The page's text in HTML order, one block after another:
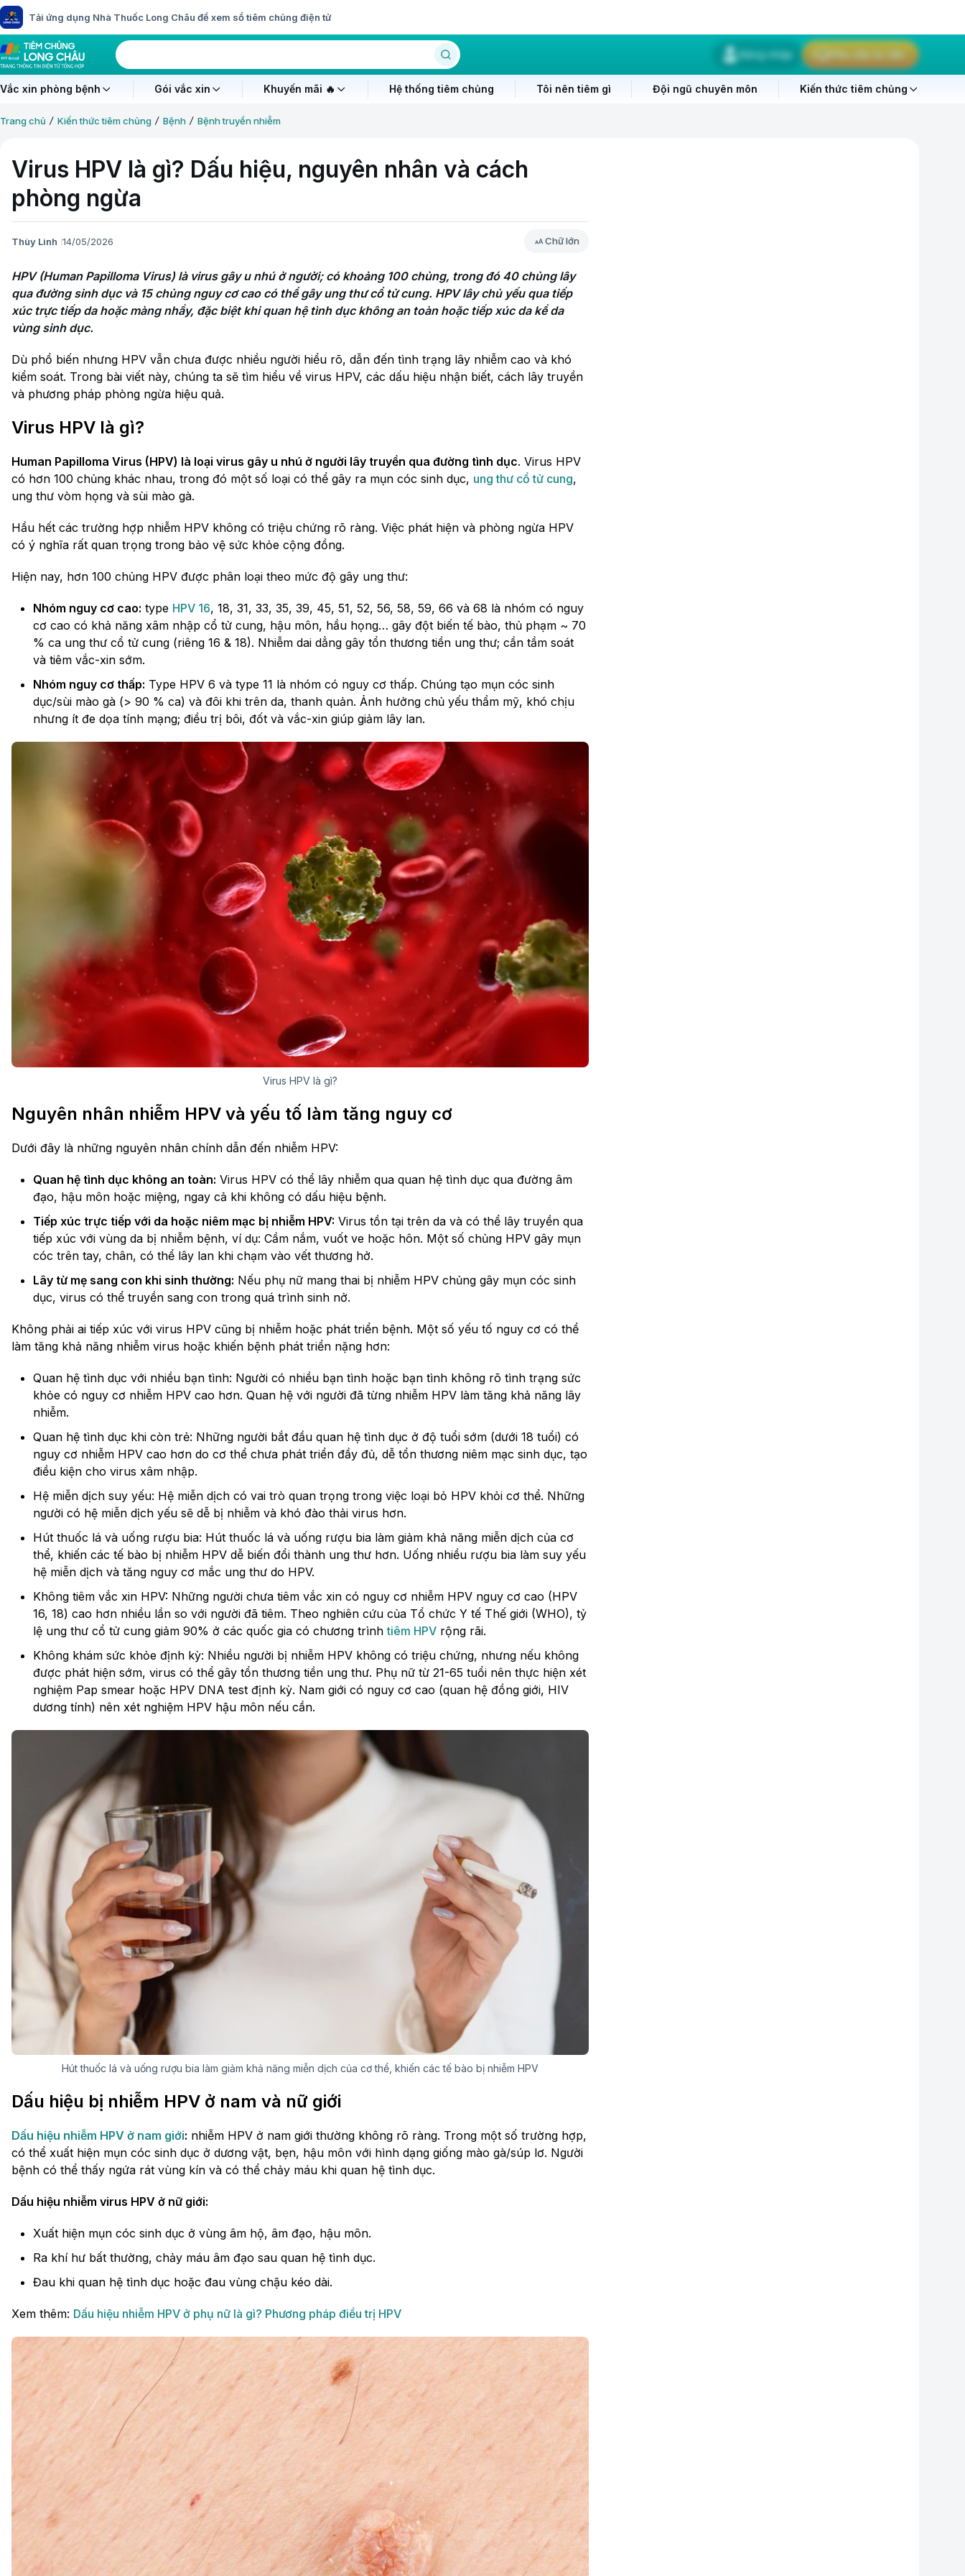
Tải ứng dụng Nhà Thuốc Long Châu để xem sổ tiêm chủng điện tử
Đăng nhập Yêu cầu tư vấn
Vắc xin phòng bệnh Gói vắc xin Khuyến mãi 🔥 Hệ thống tiêm chủng Tôi nên tiêm gì Đội ngũ chuyên môn Kiến thức tiêm chủng
Trang chủ Kiến thức tiêm chủng Bệnh Bệnh truyền nhiễm
Virus HPV là gì? Dấu hiệu, nguyên nhân và cách
phòng ngừa
Thùy Linh 14/05/2026 Chữ lớn
HPV (Human Papilloma Virus) là virus gây u nhú ở người; có khoảng 100 chủng, trong đó 40 chủng lây
qua đường sinh dục và 15 chủng nguy cơ cao có thể gây ung thư cổ tử cung. HPV lây chủ yếu qua tiếp
xúc trực tiếp da hoặc màng nhầy, đặc biệt khi quan hệ tình dục không an toàn hoặc tiếp xúc da kề da
vùng sinh dục.
Dù phổ biến nhưng HPV vẫn chưa được nhiều người hiểu rõ, dẫn đến tình trạng lây nhiễm cao và khó
kiểm soát. Trong bài viết này, chúng ta sẽ tìm hiểu về virus HPV, các dấu hiệu nhận biết, cách lây truyền
và phương pháp phòng ngừa hiệu quả.
Virus HPV là gì?
Human Papilloma Virus (HPV) là loại virus gây u nhú ở người lây truyền qua đường tình dục. Virus HPV
có hơn 100 chủng khác nhau, trong đó một số loại có thể gây ra mụn cóc sinh dục, ung thư cổ tử cung,
ung thư vòm họng và sùi mào gà.
Hầu hết các trường hợp nhiễm HPV không có triệu chứng rõ ràng. Việc phát hiện và phòng ngừa HPV
có ý nghĩa rất quan trọng trong bảo vệ sức khỏe cộng đồng.
Hiện nay, hơn 100 chủng HPV được phân loại theo mức độ gây ung thư:
Nhóm nguy cơ cao: type HPV 16, 18, 31, 33, 35, 39, 45, 51, 52, 56, 58, 59, 66 và 68 là nhóm có nguy
cơ cao có khả năng xâm nhập cổ tử cung, hậu môn, hầu họng… gây đột biến tế bào, thủ phạm ~ 70
% ca ung thư cổ tử cung (riêng 16 & 18). Nhiễm dai dẳng gây tổn thương tiền ung thư; cần tầm soát
và tiêm vắc-xin sớm.
Nhóm nguy cơ thấp: Type HPV 6 và type 11 là nhóm có nguy cơ thấp. Chúng tạo mụn cóc sinh
dục/sùi mào gà (> 90 % ca) và đôi khi trên da, thanh quản. Ảnh hưởng chủ yếu thẩm mỹ, khó chịu
nhưng ít đe dọa tính mạng; điều trị bôi, đốt và vắc-xin giúp giảm lây lan.
Virus HPV là gì?
Nguyên nhân nhiễm HPV và yếu tố làm tăng nguy cơ
Dưới đây là những nguyên nhân chính dẫn đến nhiễm HPV:
Quan hệ tình dục không an toàn: Virus HPV có thể lây nhiễm qua quan hệ tình dục qua đường âm
đạo, hậu môn hoặc miệng, ngay cả khi không có dấu hiệu bệnh.
Tiếp xúc trực tiếp với da hoặc niêm mạc bị nhiễm HPV: Virus tồn tại trên da và có thể lây truyền qua
tiếp xúc với vùng da bị nhiễm bệnh, ví dụ: Cầm nắm, vuốt ve hoặc hôn. Một số chủng HPV gây mụn
cóc trên tay, chân, có thể lây lan khi chạm vào vết thương hở.
Lây từ mẹ sang con khi sinh thường: Nếu phụ nữ mang thai bị nhiễm HPV chủng gây mụn cóc sinh
dục, virus có thể truyền sang con trong quá trình sinh nở.
Không phải ai tiếp xúc với virus HPV cũng bị nhiễm hoặc phát triển bệnh. Một số yếu tố nguy cơ có thể
làm tăng khả năng nhiễm virus hoặc khiến bệnh phát triển nặng hơn:
Quan hệ tình dục với nhiều bạn tình: Người có nhiều bạn tình hoặc bạn tình không rõ tình trạng sức
khỏe có nguy cơ nhiễm HPV cao hơn. Quan hệ với người đã từng nhiễm HPV làm tăng khả năng lây
nhiễm.
Quan hệ tình dục khi còn trẻ: Những người bắt đầu quan hệ tình dục ở độ tuổi sớm (dưới 18 tuổi) có
nguy cơ nhiễm HPV cao hơn do cơ thể chưa phát triển đầy đủ, dễ tổn thương niêm mạc sinh dục, tạo
điều kiện cho virus xâm nhập.
Hệ miễn dịch suy yếu: Hệ miễn dịch có vai trò quan trọng trong việc loại bỏ HPV khỏi cơ thể. Những
người có hệ miễn dịch yếu sẽ dễ bị nhiễm và khó đào thải virus hơn.
Hút thuốc lá và uống rượu bia: Hút thuốc lá và uống rượu bia làm giảm khả năng miễn dịch của cơ
thể, khiến các tế bào bị nhiễm HPV dễ biến đổi thành ung thư hơn. Uống nhiều rượu bia làm suy yếu
hệ miễn dịch và tăng nguy cơ mắc ung thư do HPV.
Không tiêm vắc xin HPV: Những người chưa tiêm vắc xin có nguy cơ nhiễm HPV nguy cơ cao (HPV
16, 18) cao hơn nhiều lần so với người đã tiêm. Theo nghiên cứu của Tổ chức Y tế Thế giới (WHO), tỷ
lệ ung thư cổ tử cung giảm 90% ở các quốc gia có chương trìnhtiêm HPV rộng rãi.
Không khám sức khỏe định kỳ: Nhiều người bị nhiễm HPV không có triệu chứng, nhưng nếu không
được phát hiện sớm, virus có thể gây tổn thương tiền ung thư. Phụ nữ từ 21-65 tuổi nên thực hiện xét
nghiệm Pap smear hoặc HPV DNA test định kỳ. Nam giới có nguy cơ cao (quan hệ đồng giới, HIV
dương tính) nên xét nghiệm HPV hậu môn nếu cần.
Hút thuốc lá và uống rượu bia làm giảm khả năng miễn dịch của cơ thể, khiến các tế bào bị nhiễm HPV
Dấu hiệu bị nhiễm HPV ở nam và nữ giới
Dấu hiệu nhiễm HPV ở nam giới: nhiễm HPV ở nam giới thường không rõ ràng. Trong một số trường hợp,
có thể xuất hiện mụn cóc sinh dục ở dương vật, bẹn, hậu môn với hình dạng giống mào gà/súp lơ. Người
bệnh có thể thấy ngứa rát vùng kín và có thể chảy máu khi quan hệ tình dục.
Dấu hiệu nhiễm virus HPV ở nữ giới:
Xuất hiện mụn cóc sinh dục ở vùng âm hộ, âm đạo, hậu môn.
Ra khí hư bất thường, chảy máu âm đạo sau quan hệ tình dục.
Đau khi quan hệ tình dục hoặc đau vùng chậu kéo dài.
Xem thêm: Dấu hiệu nhiễm HPV ở phụ nữ là gì? Phương pháp điều trị HPV